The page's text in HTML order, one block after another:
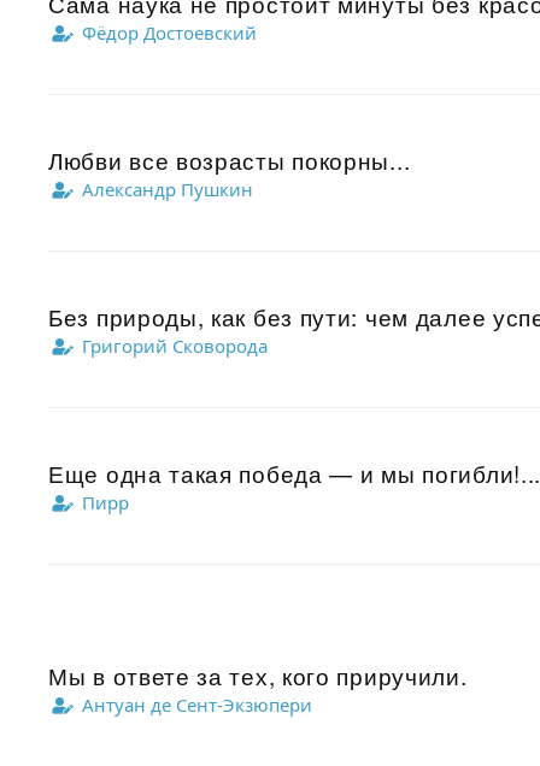
Фёдор Достоевский
Любви все возрасты покорны...
Александр Пушкин
Без природы, как без пути: чем далее
Григорий Сковорода
Еще одна такая победа — и мы погибли!...
Пирр
Мы в ответе за тех, кого приручили.
Антуан де Сент-Экзюпери